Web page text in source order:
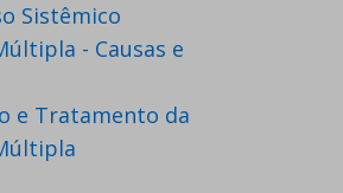
Sistêmico
- Causas e
e Tratamento da